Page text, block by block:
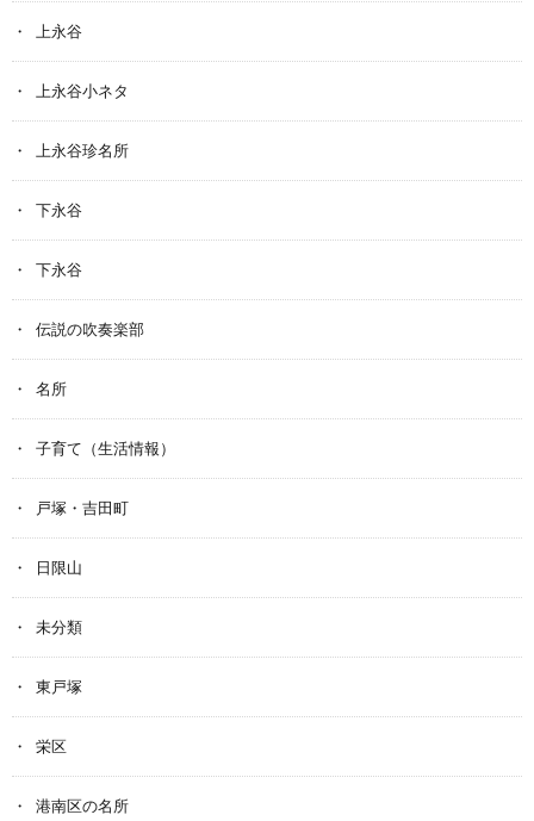
上永谷
上永谷小ネタ
上永谷珍名所
下永谷
下永谷
伝説の吹奏楽部
名所
子育て（生活情報）
戸塚・吉田町
日限山
未分類
東戸塚
栄区
港南区の名所